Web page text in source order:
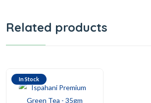
Related products
In Stock